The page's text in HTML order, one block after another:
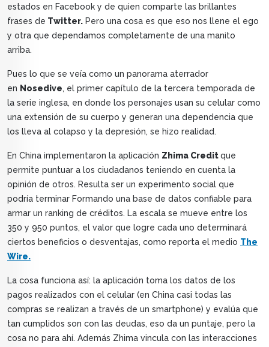
estados en Facebook y de quien comparte las brillantes
frases de Twitter. Pero una cosa es que eso nos llene el ego
y otra que dependamos completamente de una manito
arriba.
Pues lo que se veía como un panorama aterrador
en Nosedive, el primer capítulo de la tercera temporada de
la serie inglesa, en donde los personajes usan su celular como
una extensión de su cuerpo y generan una dependencia que
los lleva al colapso y la depresión, se hizo realidad.
En China implementaron la aplicación Zhima Creditque
permite puntuar a los ciudadanos teniendo en cuenta la
opinión de otros. Resulta ser un experimento social que
podría terminar Formando una base de datos confiable para
armar un ranking de créditos. La escala se mueve entre los
350 y 950 puntos, el valor que logre cada uno determinará
ciertos beneficios o desventajas, como reporta el medio The
Wire.
La cosa funciona así: la aplicación toma los datos de los
pagos realizados con el celular (en China casi todas las
compras se realizan a través de un smartphone) y evalúa que
tan cumplidos son con las deudas, eso da un puntaje, pero la
cosa no para ahí. Además Zhima vincula con las interacciones